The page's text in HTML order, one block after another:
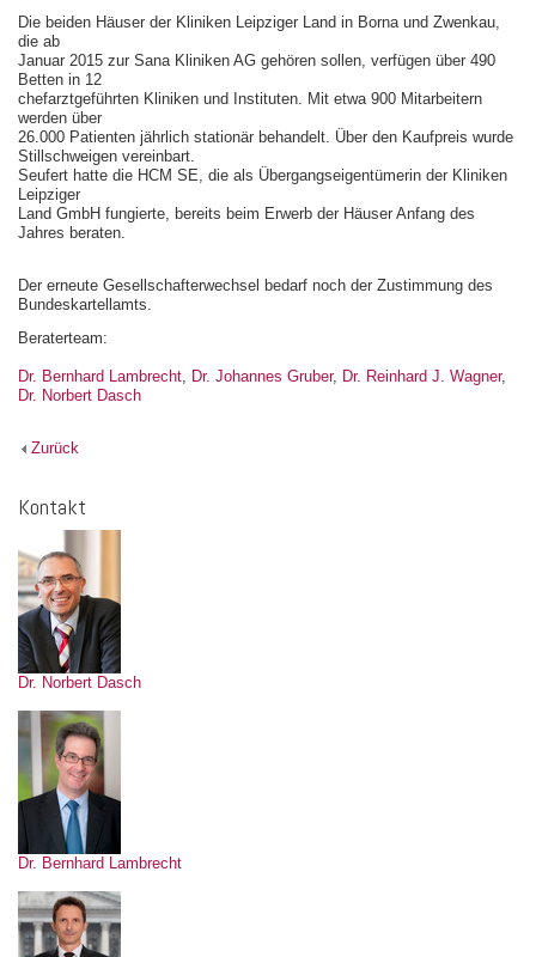
Die beiden Häuser der Kliniken Leipziger Land in Borna und Zwenkau,
die ab
Januar 2015 zur Sana Kliniken AG gehören sollen, verfügen über 490
Betten in 12
chefarztgeführten Kliniken und Instituten. Mit etwa 900 Mitarbeitern
werden über
26.000 Patienten jährlich stationär behandelt. Über den Kaufpreis wurde
Stillschweigen vereinbart.
Seufert hatte die HCM SE, die als Übergangseigentümerin der Kliniken
Leipziger
Land GmbH fungierte, bereits beim Erwerb der Häuser Anfang des
Jahres beraten.
Der erneute Gesellschafterwechsel bedarf noch der Zustimmung des
Bundeskartellamts.
Beraterteam:
Dr. Bernhard Lambrecht, Dr. Johannes Gruber, Dr. Reinhard J. Wagner,
Dr. Norbert Dasch
Zurück
Kontakt
Dr. Norbert Dasch
Dr. Bernhard Lambrecht